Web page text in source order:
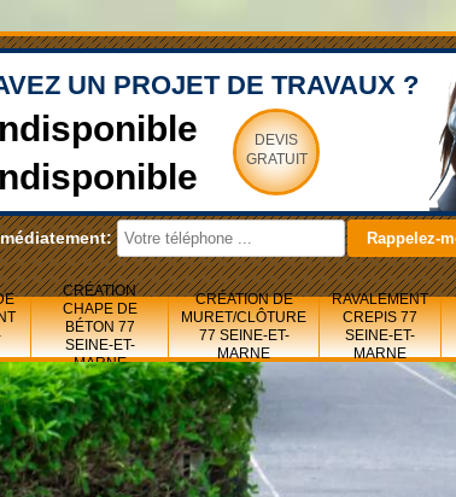
UN PROJET DE TRAVAUX ?
DEVIS
GRATUIT
CRÉATION
CHAPE DE
BÉTON 77
SEINE-ET-
MARNE
CRÉATION DE
MURET/CLÔTURE
77 SEINE-ET-
MARNE
RAVALEMENT
CREPIS 77
SEINE-ET-
MARNE